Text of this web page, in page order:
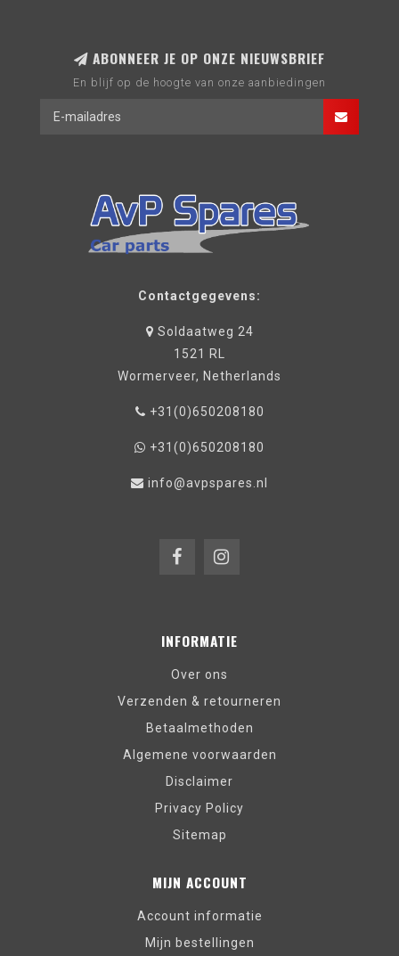
ABONNEER JE OP ONZE NIEUWSBRIEF
En blijf op de hoogte van onze aanbiedingen
Contactgegevens:
Soldaatweg 24
1521 RL
Wormerveer, Netherlands
+31(0)650208180
+31(0)650208180
info@avpspares.nl
INFORMATIE
Over ons
Verzenden & retourneren
Betaalmethoden
Algemene voorwaarden
Disclaimer
Privacy Policy
Sitemap
MIJN ACCOUNT
Account informatie
Mijn bestellingen